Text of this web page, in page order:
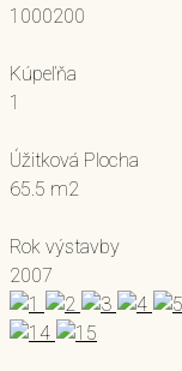
1000200
Kúpeľňa
1
Úžitková Plocha
65.5 m2
Rok výstavby
2007